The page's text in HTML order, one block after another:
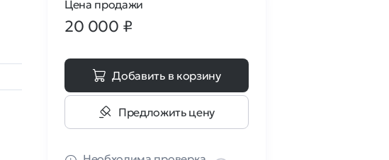
Цена продажи
20 000 ₽
Добавить в корзину
Предложить цену